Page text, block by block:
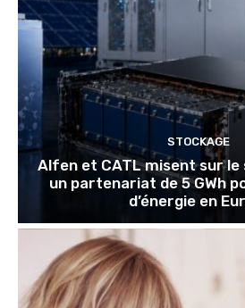
STOCKAGE
Alfen et CATL misent sur le
un partenariat de 5 GWh
d’énergie en